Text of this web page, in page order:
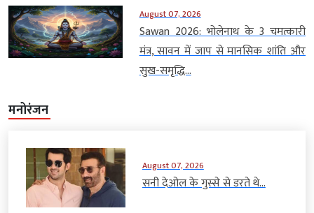
August 07, 2026
Sawan 2026: भोलेनाथ के 3 चमत्कारी
मंत्र, सावन में जाप से मानसिक शांति और
सुख-समृद्धि...
मनोरंजन
August 07, 2026
सनी देओल के गुस्से से डरते थे...